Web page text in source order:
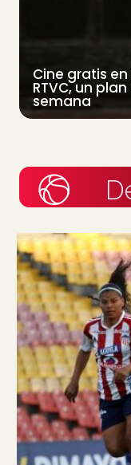
Cine gratis
RTVC, un
semana